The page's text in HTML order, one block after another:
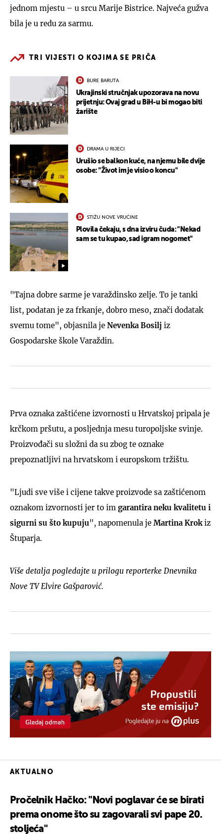
jednom mjestu – u srcu Marije Bistrice. Najveća gužva
bila je u redu za sarmu.
TRI VIJESTI O KOJIMA SE PRIČA
BURE BARUTA
Ukrajinski stručnjak upozorava na novu
prijetnju: Ovaj grad u BiH-u bi mogao biti
žarište
DRAMA U RIJECI
Urušio se balkon kuće, na njemu bile dvije
osobe: "Život im je visio o koncu"
STIŽU NOVE VRUĆINE
Plovila čekaju, s dna izviru čuda: "Nekad
sam se tu kupao, sad igram nogomet"
"Tajna dobre sarme je varaždinsko zelje. To je tanki
list, podatan je za frkanje, dobro meso, znači dodatak
svemu tome", objasnila je Nevenka Bosilj iz
Gospodarske škole Varaždin.
Prva oznaka zaštićene izvornosti u Hrvatskoj pripala je
krčkom pršutu, a posljednja mesu turopoljske svinje.
Proizvođači su složni da su zbog te oznake
prepoznatljivi na hrvatskom i europskom tržištu.
"Ljudi sve više i cijene takve proizvode sa zaštićenom
oznakom izvornosti jer to im garantira neku kvalitetu i
sigurni su što kupuju", napomenula je Martina Krokiz
Štuparja.
Više detalja pogledajte u prilogu reporterke Dnevnika
Nove TV Elvire Gašparović.
AKTUALNO
Pročelnik Hačko: "Novi poglavar će se birati
prema onome što su zagovarali svi pape 20.
stoljeća"